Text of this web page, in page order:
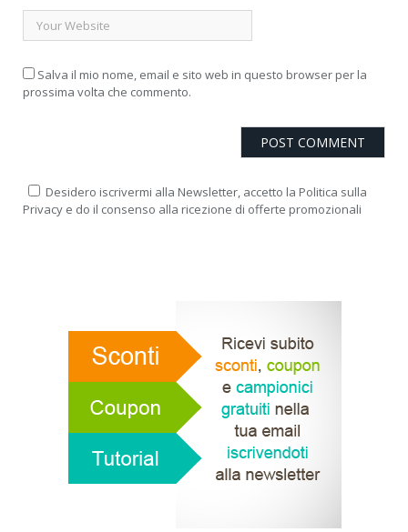
Salva il mio nome, email e sito web in questo browser per la
prossima volta che commento.
Desidero iscrivermi alla Newsletter, accetto la Politica sulla
Privacy e do il consenso alla ricezione di offerte promozionali